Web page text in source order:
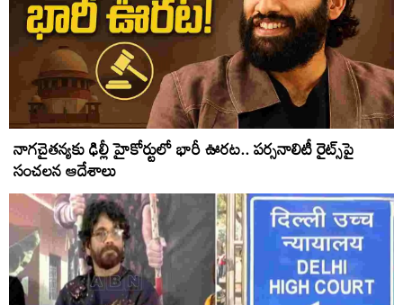
నాగచైతన్యకు ఢిల్లీ హైకోర్టులో భారీ ఊరట.. పర్సనాలిటీ రైట్స్‌పై
సంచలన ఆదేశాలు